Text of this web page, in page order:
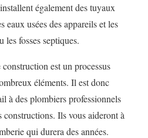
également des tuyaux
eaux usées des appareils et les
les fosses septiques.
est un processus
éléments. Il est donc
à des plombiers professionnels
constructions. Ils vous aideront à
qui durera des années.